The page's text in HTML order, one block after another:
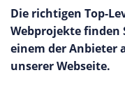
Die richtigen Top-
Webprojekte finden
einem der Anbieter
unserer Webseite.